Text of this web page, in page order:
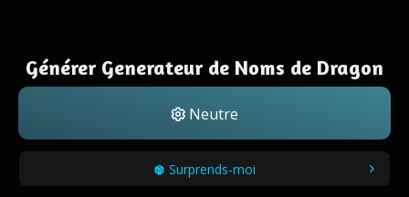
Générer Generateur de Noms de Dragon
Neutre
Surprends-moi